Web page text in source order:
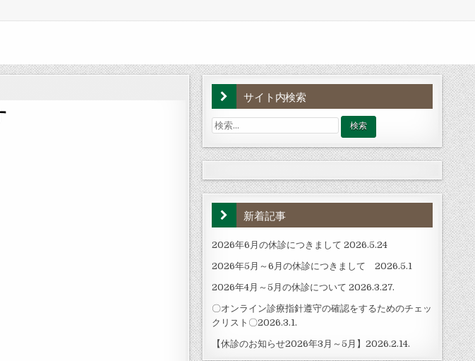
サイト内検索
検
索:
新着記事
2026年6月の休診につきまして 2026.5.24
2026年5月～6月の休診につきまして 2026.5.1
2026年4月～5月の休診について 2026.3.27.
〇オンライン診療指針遵守の確認をするためのチェッ
クリスト〇2026.3.1.
【休診のお知らせ2026年3月～5月】2026.2.14.